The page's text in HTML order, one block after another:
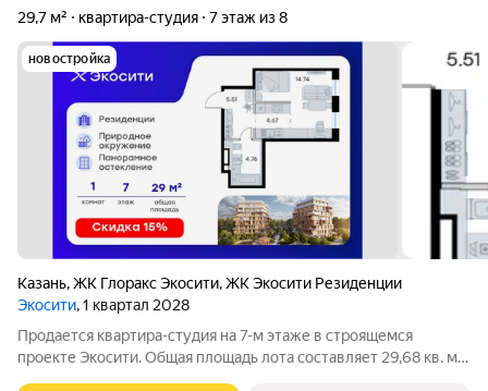
29,7 м²
квартира-студия 7 этаж из 8
новостройка
Казань,ЖК Глоракс Экосити,ЖК Экосити Резиденции
Экосити, 1 квартал 2028
Продается квартира-студия на 7-м этаже в строящемся
проекте Экосити. Общая площадь лота составляет 29,68 кв. м,